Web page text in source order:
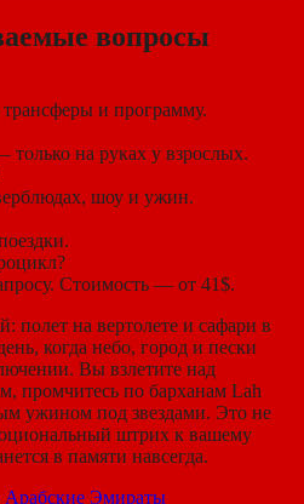
вопросы
и программу.
только на руках у взрослых.
шоу и ужин.
Стоимость — от 41$.
полет на вертолете и сафари в
когда небо, город и пески
Вы взлетите над
промчитесь по барханам Lah
ужином под звездами. Это не
штрих к вашему
в памяти навсегда.
Эмираты